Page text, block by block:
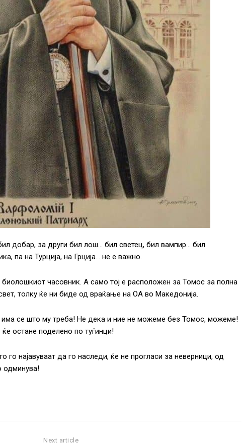
добар, за други бил лош… бил светец, бил вампир… бил
па на Турција, на Грција… не е важно.
часовник. А само тој е расположен за Томос за полна
толку ќе ни биде од враќање на ОА во Македонија.
има се што му треба! Не дека и ние не можеме без Томос, можеме!
остане поделено по туѓинци!
најавуваат да го наследи, ќе не прогласи за неверници, од
одминува!
Next article